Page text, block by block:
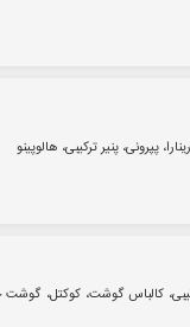
پپرونی، پنیر ترکیبی، هالوپینو
کالباس گوشت، کوکتل، گوشت